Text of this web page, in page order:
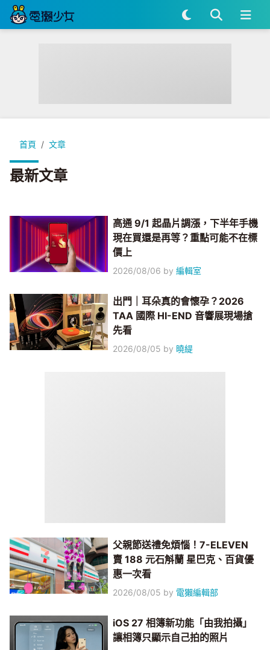
首頁 文章
最新文章
高通 9/1 起晶片調漲，下半年手機
現在買還是再等？重點可能不在標
價上
2026/08/06 by編輯室
出門｜耳朵真的會懷孕？2026
TAA 國際 HI-END 音響展現場搶
先看
2026/08/05 by 曉緹
父親節送禮免煩惱！7-ELEVEN
賣 188 元石斛蘭 星巴克、百貨優
惠一次看
2026/08/05 by 電獺編輯部
iOS 27 相簿新功能「由我拍攝」
讓相簿只顯示自己拍的照片